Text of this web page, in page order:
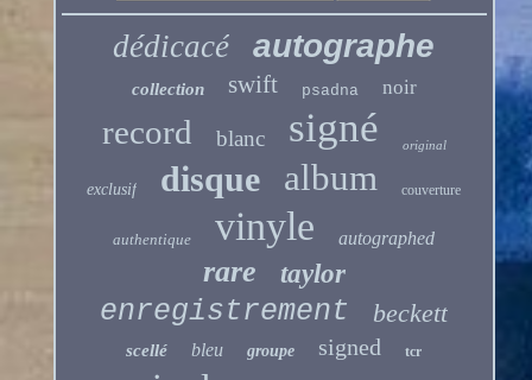
dédicacé autographe
collection swift psadna noir
record blanc signé original
exclusif disque album couverture
authentique vinyle autographed
rare taylor
enregistrement beckett
scellé bleu groupe signed tcr